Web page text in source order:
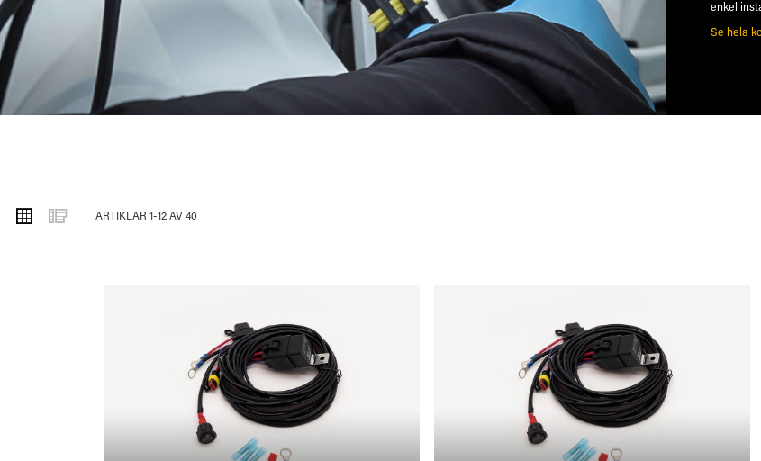
enkel
Se hela
VISA
SOM
RutnätListvy
ARTIKLAR 1-12AV40